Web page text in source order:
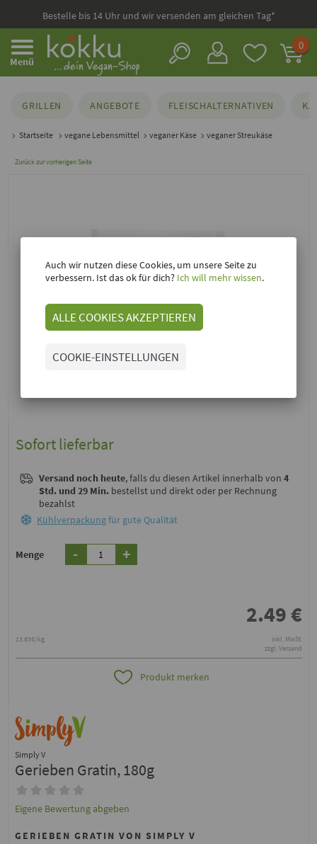
Bestelle bis 14 Uhr und wir versenden am gleichen Tag*
Menü
0
GRILLEN ANGEBOTE FLEISCHALTERNATIVEN
Startseite vegane Lebensmittel veganer Käse veganer Streukäse
Zurück zur vorherigen Seite
Sofort lieferbar
Versand noch heute, falls du diesen Artikel innerhalb von4
Std. und 29 Min. bestellst und direkt oder per Rechnung
bezahlst
Kühlverpackungfür gute Qualität
Menge - +
2.49€
13.83€/kg
inkl. MwSt.
zzgl. Versand
Produkt merken
Simply V
Gerieben Gratin, 180g
Eigene Bewertung abgeben
GERIEBEN GRATIN VON SIMPLY V
Auch wir nutzen diese Cookies, um unsere Seite zu
verbessern. Ist das ok für dich? Ich will mehr wissen.
ALLE COOKIES AKZEPTIEREN
COOKIE-EINSTELLUNGEN